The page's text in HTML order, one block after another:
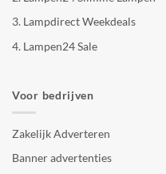
3. Lampdirect Weekdeals
4. Lampen24 Sale
Voor bedrijven
Zakelijk Adverteren
Banner advertenties